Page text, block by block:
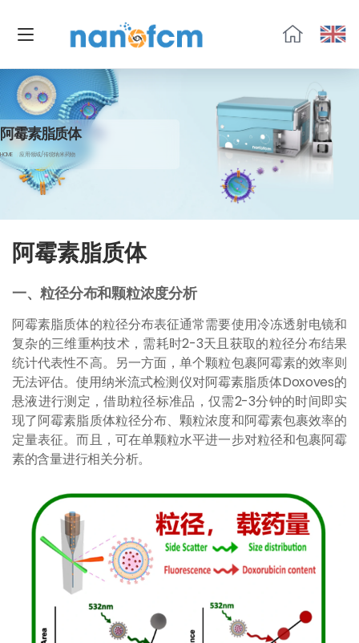
流
阿霉素脂质体
HOME 应用领域/传统纳米药物
阿霉素脂质体
一、粒径分布和颗粒浓度分析
阿霉素脂质体的粒径分布表征通常需要使用冷冻透射电镜和
复杂的三维重构技术，需耗时2-3天且获取的粒径分布结果
统计代表性不高。另一方面，单个颗粒包裹阿霉素的效率则
无法评估。使用纳米流式检测仪对阿霉素脂质体Doxoves的
悬液进行测定，借助粒径标准品，仅需2-3分钟的时间即实
现了阿霉素脂质体粒径分布、颗粒浓度和阿霉素包裹效率的
定量表征。而且，可在单颗粒水平进一步对粒径和包裹阿霉
素的含量进行相关分析。